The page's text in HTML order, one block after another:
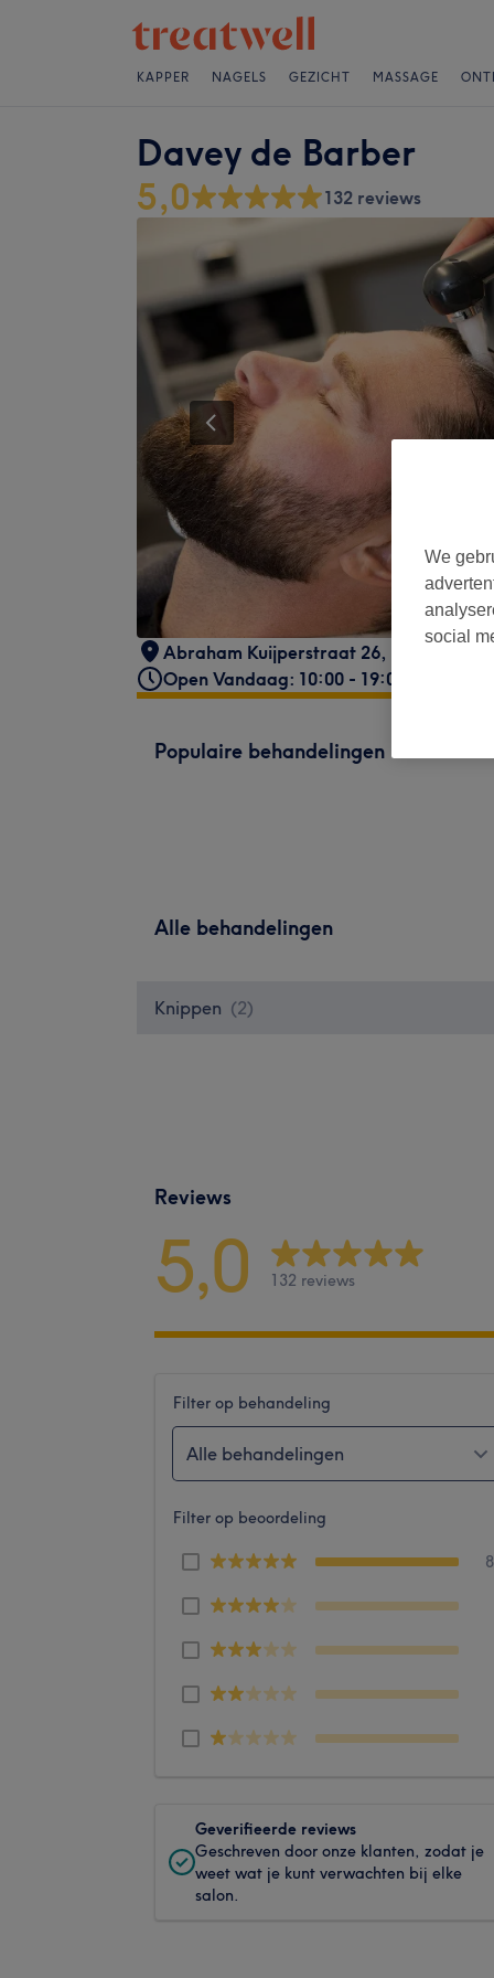
KAPPER NAGELS GEZICHT MASSAGE
Davey de Barber
5,0
132 reviews
Abraham Kuijperstraat 26,
Open Vandaag: 10:00 - 19:00
Populaire behandelingen
Alle behandelingen
Knippen (2)
Reviews
5,0 132 reviews
Filter op behandeling
Alle behandelingen
Filter op beoordeling
Geverifieerde reviews
Geschreven door onze klanten, zodat je
weet wat je kunt verwachten bij elke
salon.
We
social